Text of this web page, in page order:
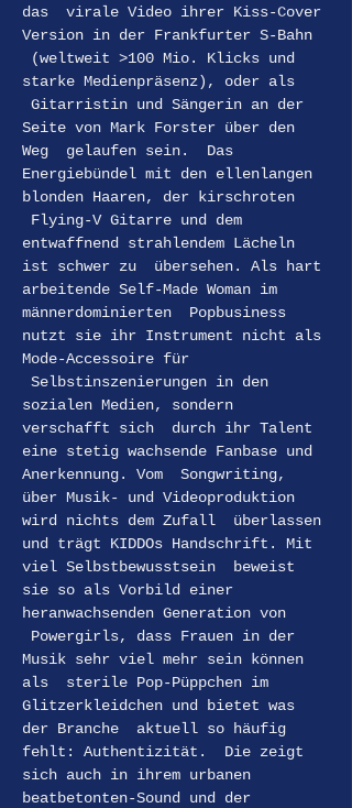
das  virale Video ihrer Kiss-Cover
Version in der Frankfurter S-Bahn
(weltweit >100 Mio. Klicks und
starke Medienpräsenz), oder als
Gitarristin und Sängerin an der
Seite von Mark Forster über den
Weg  gelaufen sein.  Das
Energiebündel mit den ellenlangen
blonden Haaren, der kirschroten
Flying-V Gitarre und dem
entwaffnend strahlendem Lächeln
ist schwer zu  übersehen. Als hart
arbeitende Self-Made Woman im
männerdominierten  Popbusiness
nutzt sie ihr Instrument nicht als
Mode-Accessoire für
Selbstinszenierungen in den
sozialen Medien, sondern
verschafft sich  durch ihr Talent
eine stetig wachsende Fanbase und
Anerkennung. Vom  Songwriting,
über Musik- und Videoproduktion
wird nichts dem Zufall  überlassen
und trägt KIDDOs Handschrift. Mit
viel Selbstbewusstsein  beweist
sie so als Vorbild einer
heranwachsenden Generation von
Powergirls, dass Frauen in der
Musik sehr viel mehr sein können
als  sterile Pop-Püppchen im
Glitzerkleidchen und bietet was
der Branche  aktuell so häufig
fehlt: Authentizität.  Die zeigt
sich auch in ihrem urbanen
beatbetonten-Sound und der